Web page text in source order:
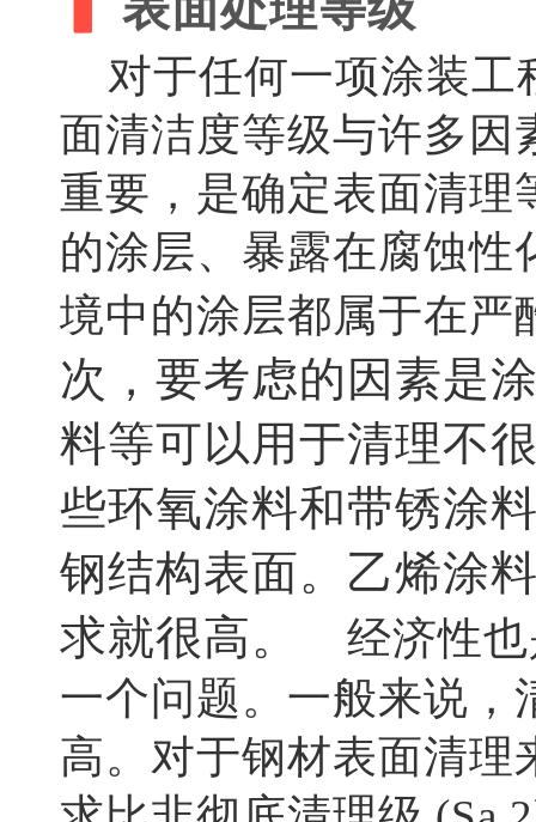
对于任何一项涂装工
面清洁度等级与许多因
重要，是确定表面清理
的涂层、暴露在腐蚀性
境中的涂层都属于在严
次，要考虑的因素是
料等可以用于清理不
些环氧涂料和带锈涂
钢结构表面。乙烯涂
求就很高。
经济性也
一个问题。一般来说，
高。对于钢材表面清理